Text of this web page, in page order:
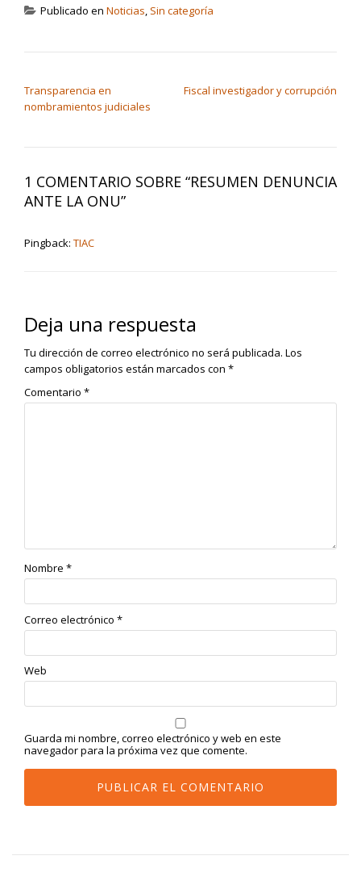
Publicado en Noticias, Sin categoría
Transparencia en
nombramientos judiciales
Fiscal investigador y corrupción
1 COMENTARIO SOBRE “RESUMEN DENUNCIA
ANTE LA ONU”
Pingback: TIAC
Deja una respuesta
Tu dirección de correo electrónico no será publicada. Los
campos obligatorios están marcados con *
Comentario *
Nombre *
Correo electrónico *
Web
Guarda mi nombre, correo electrónico y web en este
navegador para la próxima vez que comente.